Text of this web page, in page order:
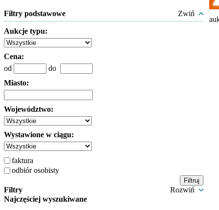
Filtry podstawowe Zwiń
Aukcje typu:
Cena:
od
do
Miasto:
Województwo:
Wystawione w ciągu:
faktura
odbiór osobisty
Filtry Rozwiń
Najczęściej wyszukiwane